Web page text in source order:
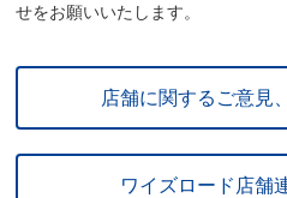
せをお願いいたします。
店舗に関するご意見
ワイズロード店舗